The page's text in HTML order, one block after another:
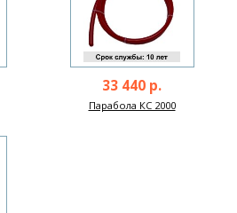
33 440 р.
Парабола КС 2000